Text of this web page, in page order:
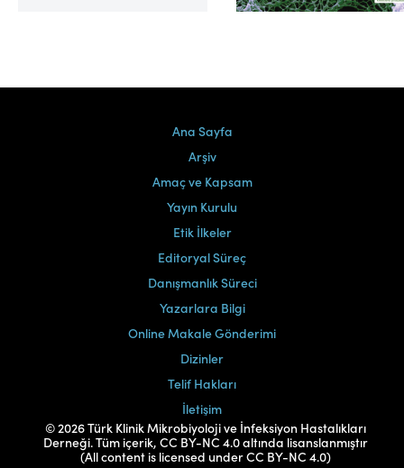
Cilt 39, Sayı 2
Ana Sayfa
Arşiv
Amaç ve Kapsam
Yayın Kurulu
Etik İlkeler
Editoryal Süreç
Danışmanlık Süreci
Yazarlara Bilgi
Online Makale Gönderimi
Dizinler
Telif Hakları
İletişim
© 2026 Türk Klinik Mikrobiyoloji ve İnfeksiyon Hastalıkları
Derneği. Tüm içerik, CC BY-NC 4.0 altında lisanslanmıştır
(All content is licensed under CC BY-NC 4.0)